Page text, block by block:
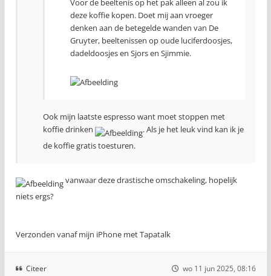
Voor de beeltenis op het pak alleen al zou ik
deze koffie kopen. Doet mij aan vroeger
denken aan de betegelde wanden van De
Gruyter, beeltenissen op oude luciferdoosjes,
dadeldoosjes en Sjors en Sjimmie.
Ook mijn laatste espresso want moet stoppen met
koffie drinken
. Als je het leuk vind kan ik je
de koffie gratis toesturen.
vanwaar deze drastische omschakeling, hopelijk
niets ergs?
Verzonden vanaf mijn iPhone met Tapatalk
Citeer wo 11 jun 2025, 08:16